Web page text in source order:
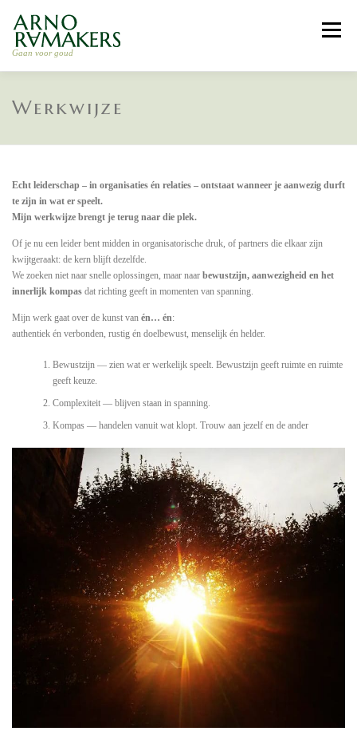
content
Gaan voor goud
Menu
HOME LEIDERSCHAP COACHING
WERKWIJZE CONTACT
Werkwijze
Echt leiderschap – in organisaties én relaties – ontstaat wanneer je aanwezig durft
te zijn in wat er speelt.
Mijn werkwijze brengt je terug naar die plek.
Of je nu een leider bent midden in organisatorische druk, of partners die elkaar zijn
kwijtgeraakt: de kern blijft dezelfde.
We zoeken niet naar snelle oplossingen, maar naar bewustzijn, aanwezigheid en het
innerlijk kompas dat richting geeft in momenten van spanning.
Mijn werk gaat over de kunst van én… én:
authentiek én verbonden, rustig én doelbewust, menselijk én helder.
Bewustzijn — zien wat er werkelijk speelt. Bewustzijn geeft ruimte en ruimte
geeft keuze.
Complexiteit — blijven staan in spanning.
Kompas — handelen vanuit wat klopt. Trouw aan jezelf en de ander